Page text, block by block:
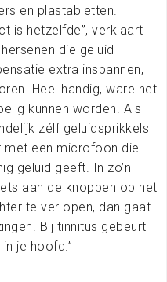
en plastabletten.
is hetzelfde”, verklaart
die geluid
extra inspannen,
Heel handig, ware het
kunnen worden. Als
zélf geluidsprikkels
met een microfoon die
geluid geeft. In zo’n
aan de knoppen op het
te ver open, dan gaat
Bij tinnitus gebeurt
je hoofd.”